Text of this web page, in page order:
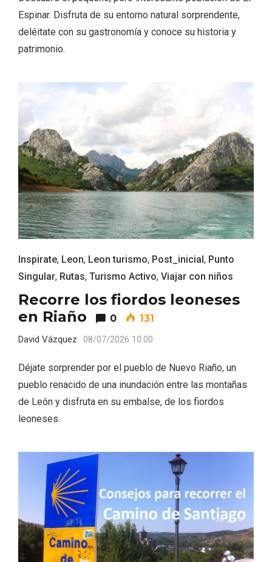
Espinar. Disfruta de su entorno natural sorprendente,
deléitate con su gastronomía y conoce su historia y
patrimonio.
Inspirate, Leon, Leon turismo, Post_inicial , Punto
Singular, Rutas, Turismo Activo, Viajar con niños
Recorre los fiordos leoneses
en Riaño
0 131
David Vázquez 08/07/2026 10:00
Déjate sorprender por el pueblo de Nuevo Riaño, un
pueblo renacido de una inundación entre las montañas
de León y disfruta en su embalse, de los fiordos
leoneses.
El Cronicón de Oña sale a la calle